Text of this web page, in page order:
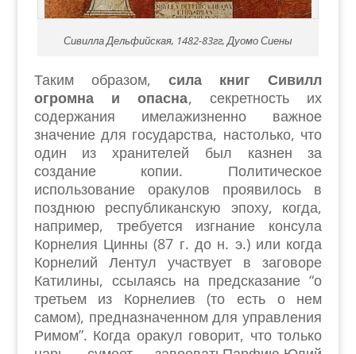
Сивилла Дельфийская, 1482-83гг, Дуомо Сиены
Таким образом, сила книг Сивилл
огромна и опасна, секретность их
содержания имелажизненно важное
значение для государства, настолько, что
один из хранителей был казнен за
создание копии. Политическое
использование оракулов проявилось в
позднюю республиканскую эпоху, когда,
например, требуется изгнание консула
Корнелия Цинны (87 г. до н. э.) или когда
Корнелий Лентул участвует в заговоре
Катилины, ссылаясь на предсказание “о
третьем из Корнелиев (то есть о нем
самом), предназначенном для управления
Римом”. Когда оракул говорит, что только